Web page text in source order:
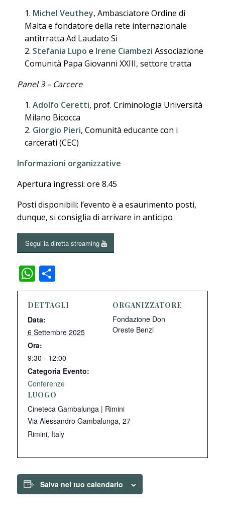
Michel Veuthey, Ambasciatore Ordine di
Malta e fondatore della rete internazionale
antitrratta Ad Laudato Si
Stefania Lupo e Irene Ciambezi Associazione
Comunità Papa Giovanni XXIII, settore tratta
Panel 3 – Carcere
Adolfo Ceretti, prof. Criminologia Università
Milano Bicocca
Giorgio Pieri, Comunità educante con i
carcerati (CEC)
Informazioni organizzative
Apertura ingressi: ore 8.45
Posti disponibili: l’evento è a esaurimento posti,
dunque, si consiglia di arrivare in anticipo
Segui la diretta streaming
WhatsApp
Condividi
DETTAGLI
Data:
6 Settembre 2025
Ora:
9:30 - 12:00
Categoria Evento:
Conferenze
LUOGO
Cineteca Gambalunga | Rimini
Via Alessandro Gambalunga, 27
Rimini, Italy
ORGANIZZATORE
Fondazione Don
Oreste Benzi
Salva nel tuo calendario